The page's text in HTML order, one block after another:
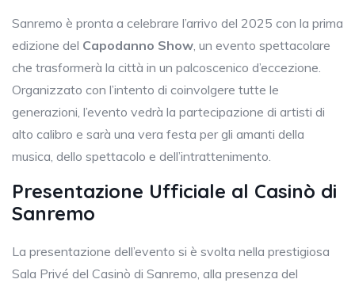
Sanremo è pronta a celebrare l’arrivo del 2025 con la prima
edizione del Capodanno Show, un evento spettacolare
che trasformerà la città in un palcoscenico d’eccezione.
Organizzato con l’intento di coinvolgere tutte le
generazioni, l’evento vedrà la partecipazione di artisti di
alto calibro e sarà una vera festa per gli amanti della
musica, dello spettacolo e dell’intrattenimento.
Presentazione Ufficiale al Casinò di
Sanremo
La presentazione dell’evento si è svolta nella prestigiosa
Sala Privé del Casinò di Sanremo, alla presenza del